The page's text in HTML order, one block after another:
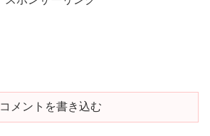
コメントを書き込む